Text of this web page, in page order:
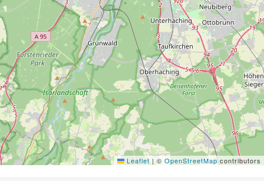
Leaflet | © OpenStreetMapcontributors